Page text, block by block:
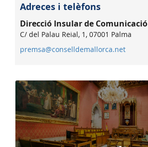
Adreces i telèfons
Direcció Insular de Comunicació
C/ del Palau Reial, 1, 07001 Palma
premsa@conselldemallorca.net